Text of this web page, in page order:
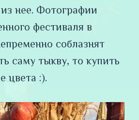
нее. Фотографии
фестиваля в
соблазнят
саму тыкву, то купить
цвета :).